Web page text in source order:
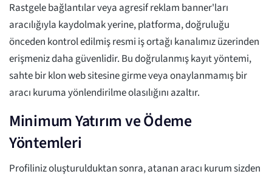
Rastgele bağlantılar veya agresif reklam banner'ları
aracılığıyla kaydolmak yerine, platforma, doğruluğu
önceden kontrol edilmiş resmi iş ortağı kanalımız üzerinden
erişmeniz daha güvenlidir. Bu doğrulanmış kayıt yöntemi,
sahte bir klon web sitesine girme veya onaylanmamış bir
aracı kuruma yönlendirilme olasılığını azaltır.
Minimum Yatırım ve Ödeme
Yöntemleri
Profiliniz oluşturulduktan sonra, atanan aracı kurum sizden